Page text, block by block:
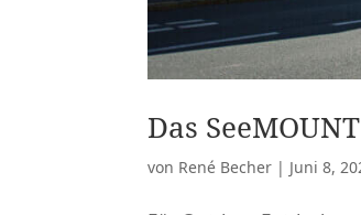
Das
von René Becher | Juni 8,